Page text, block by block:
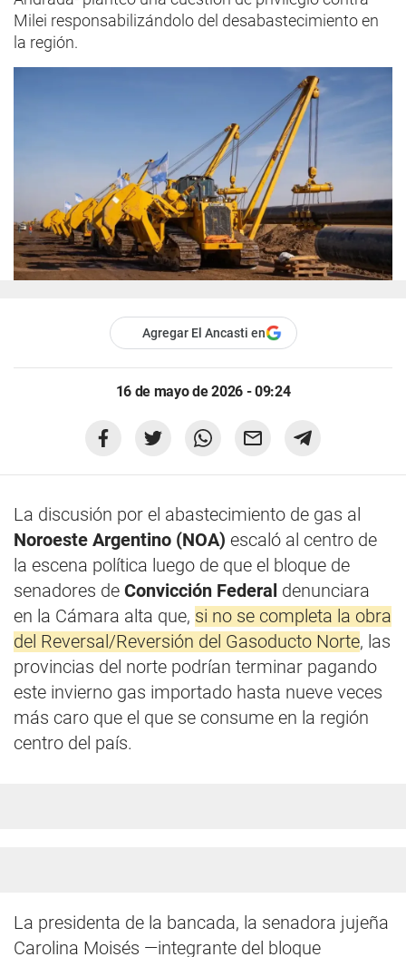
Milei responsabilizándolo del desabastecimiento en
la región.
Agregar El Ancasti en
16 de mayo de 2026 - 09:24
La discusión por el abastecimiento de gas al
Noroeste Argentino (NOA) escaló al centro de
la escena política luego de que el bloque de
senadores de Convicción Federal denunciara
en la Cámara alta que, si no se completa la obra
del Reversal/Reversión del Gasoducto Norte, las
provincias del norte podrían terminar pagando
este invierno gas importado hasta nueve veces
más caro que el que se consume en la región
centro del país.
La presidenta de la bancada, la senadora jujeña
Carolina Moisés —integrante del bloque